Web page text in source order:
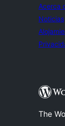
Acerca
Noticias
The